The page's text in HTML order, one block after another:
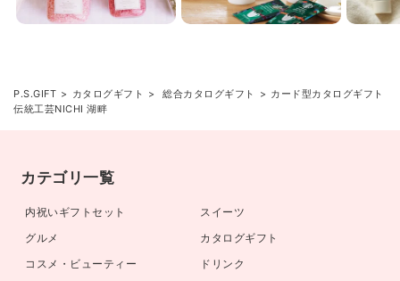
P.S.GIFT カタログギフト 総合カタログギフト
カード型カタログギフト
伝統工芸NICHI 湖畔
カテゴリ一覧
内祝いギフトセット
スイーツ
グルメ
カタログギフト
コスメ・ビューティー
ドリンク